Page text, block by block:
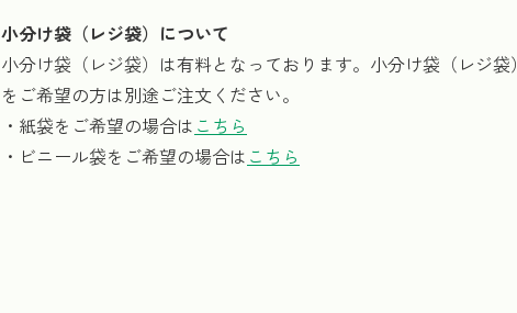
小分け袋（レジ袋）について
小分け袋（レジ袋）は有料となっております。小分け袋（レジ袋）
をご希望の方は別途ご注文ください。
・紙袋をご希望の場合は こちら
・ビニール袋をご希望の場合は こちら